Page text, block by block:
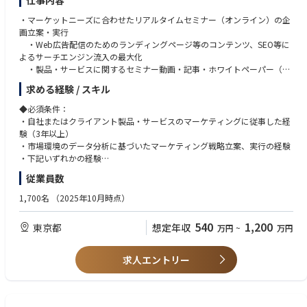
• Manage/coordinate cross-functional launch preparative activities and s
chedule.
• Manage the marketing budget for assigned new product lines.
• Research/analyse industry trend, customer-needs, scientific developme
nts and competitive status.
• Develop localized product positioning and value proposition for the p
roducts to be marketed and sold in Japanese market.
• Formulate pricing strategy and sales forecast to meet product/procedu
re revenue and profitability goal.
• Develop localized marketing materials in collaboration with internal an
d external business partners.
• Conduct pre-marketed clinical evaluation working with KOLs.
• Develop and implement launch initiatives/events.
• Support new product training to sales force.
＜Product Lifecycle Management＞:
• Formulate and implement localized product-mix strategy for Japanese
market in collaboration with internal and external business partners.
actions as needed.
• Gather VOC and make reports/proposals to appropriate internal and e
xternal stake holders.
■Role and Responsibilities
• Maximize the business value through CRM strategy, platform, and susta
inable operations.
➢ Accountable for the IT projects /IT system operations in all aspects in t
erms of system life cycle management, ensuring that Service Management
processes are in scope, i.e. Incident Management, Problem Management,
Change Management, Service Level Management, Configuration Manage
ment. Major scopes are commercial systems.
➢ Support Future CRM projects from the perspective of existing systems i
n collaboration with the CRM platform Lead
➢ For enhancing the accountable IT systems or new business requirement
s, lead the IT planning process, ensuring sound business cases, analyzing
key business requirements that support, improve and/or transform busin
ess operations and strategy.
➢ Develop service transition plans to ensure that delivered solutions are s
ustainable under the production environment, including controlled hand
-over into operational support responsible.
➢ Initiate, lead, and support IT projects and their delivery in accordance
with project goals, time scales and costs.
lls, including excellent presentation.
• Native or Business level Japanese
• Business level English (meeting facilitation level)
• Having growth mindset, good team player and appreciate Diversity an
d inclusion.
■Preferred Skills and Capabilities
ol, based on their mechanism as well as the knowledge of
commercial businesses.
• Business acumen, Business process management, Customer focus, Stak
eholder management
• Experience with other cloud-based services
• Ability to work well in a team and cross-functional environment, as well
as work independently with limited supervision.
• Ability to work successfully under pressure in a fast-paced environment
and with tight timelines.
• ITIL certification
• Veeva CRM and/or Veeva Vault certification
• Salesforce Platform Certified
・マーケットニーズに合わせたリアルタイムセミナー（オンライン）の企
画立案・実行
・Web広告配信のためのランディングページ等のコンテンツ、SEO等に
よるサーチエンジン流入の最大化
・製品・サービスに関するセミナー動画・記事・ホワイトペーパー（資
料）、コラム、導入事例などのコンテンツ企画立案、進行管理
・薬局経営者・管理薬剤師へのインタビュー・監修依頼によるコンテン
ツの磨き上げ
・外部パートナー企業、プロダクション等のコントロール
・チャネル、サイトパフォーマンスの分析・改善
・その他、上記の目的に関連する業務
※施策の実行はチームリーダーの下、各分野の専門チーム、社内メンバ
※業務の変更の範囲：当社における業務全般
求める経験 / スキル
◆必須条件：
・自社またはクライアント製品・サービスのマーケティングに従事した経
験（3年以上）
・市場環境のデータ分析に基づいたマーケティング戦略立案、実行の経験
・下記いずれかの経験
コンテンツマーケ/デジタルマーケ/セミナー・展示会運営の制作・実行
経験
・複数の人、チームを巻き込んだプロダクトマーケティングの実務経験
※テクノロジーバックグラウンドは問いません
・事業立ち上げや新規サービスの事業成長に携わり、一定の成果を出した
従業員数
1,700名 （2025年10月時点）
東京都 想定年収 540 万円 ~ 1,200 万円
求人エントリー